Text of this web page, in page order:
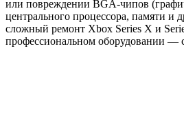
или повреждении BGA‑чипов
центрального процессора, памяти
сложный ремонт Xbox Series X и
профессиональном оборудовании — с